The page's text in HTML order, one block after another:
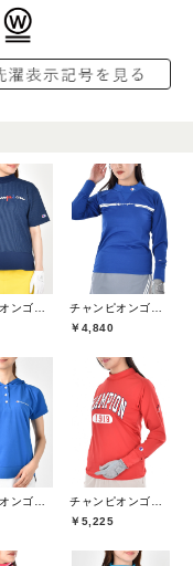
￥4,840
￥5,225